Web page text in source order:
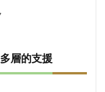
層的支援